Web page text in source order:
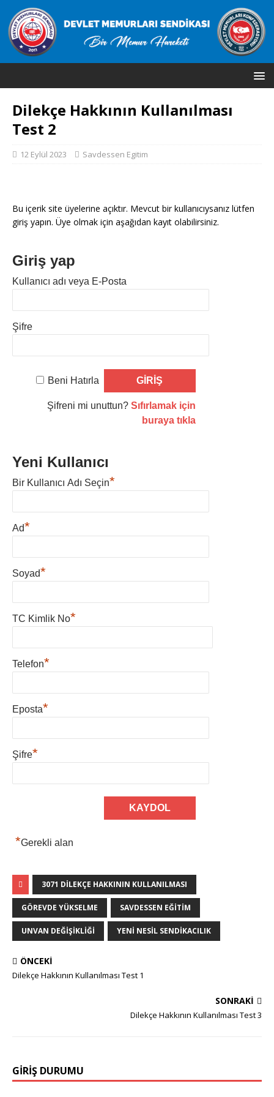
Dilekçe Hakkının Kullanılması
Test 2
12 Eylül 2023 Savdessen Egitim
Bu içerik site üyelerine açıktır. Mevcut bir kullanıcıysanız lütfen
giriş yapın. Üye olmak için aşağıdan kayıt olabilirsiniz.
Giriş yap
Kullanıcı adı veya E-Posta
Şifre
Beni Hatırla
Şifreni mi unuttun? Sıfırlamak için
buraya tıkla
Yeni Kullanıcı
Bir Kullanıcı Adı Seçin*
Ad*
Soyad*
TC Kimlik No*
Telefon*
Eposta*
Şifre*
*Gerekli alan
3071 DILEKÇE HAKKININ KULLANILMASI
GÖREVDE YÜKSELME SAVDESSEN EĞITIM
UNVAN DEĞIŞIKLIĞI YENI NESIL SENDIKACILIK
ÖNCEKI
Dilekçe Hakkının Kullanılması Test 1
SONRAKI
Dilekçe Hakkının Kullanılması Test 3
GIRIŞ DURUMU